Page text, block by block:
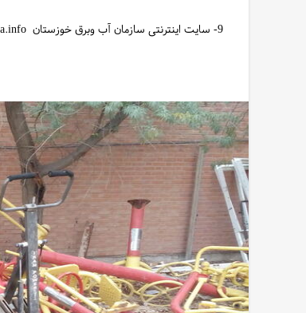
9- سایت اینترنتی سازمان آب وبرق خوزستان www.kwpa.info
روابط عمومی